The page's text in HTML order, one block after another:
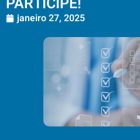
janeiro 27, 2025